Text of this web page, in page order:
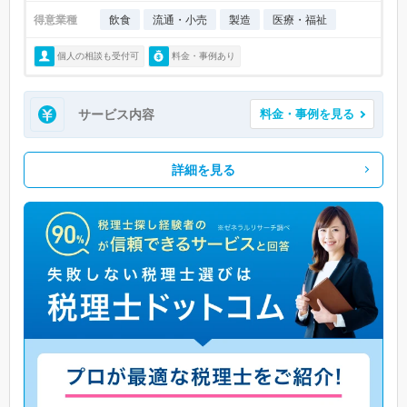
得意業種 飲食 流通・小売 製造 医療・福祉
個人の相談も受付可 料金・事例あり
サービス内容 料金・事例を見る
詳細を見る